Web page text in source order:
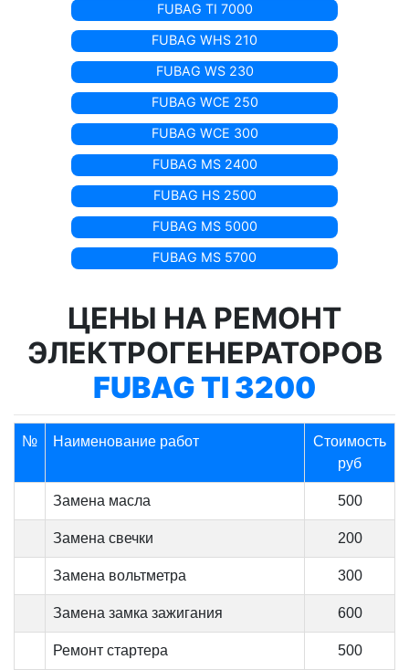
FUBAG TI 7000
FUBAG WHS 210
FUBAG WS 230
FUBAG WCE 250
FUBAG WCE 300
FUBAG MS 2400
FUBAG HS 2500
FUBAG MS 5000
FUBAG MS 5700
ЦЕНЫ НА РЕМОНТ
ЭЛЕКТРОГЕНЕРАТОРОВ
FUBAG TI 3200
№ Наименование работ
Стоимость
руб
Замена масла 500
Замена свечки 200
Замена вольтметра 300
Замена замка зажигания 600
Ремонт стартера 500